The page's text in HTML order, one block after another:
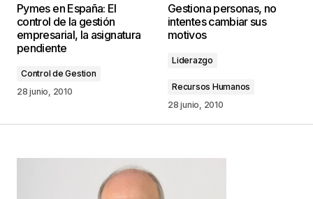
publicada. Los campos obligatorios están
marcados con*
*
Pymes en España: El
control de la gestión
empresarial, la asignatura
pendiente
Control de Gestion
28 junio, 2010
Gestiona personas, no
intentes cambiar sus
motivos
Liderazgo
Recursos Humanos
28 junio, 2010